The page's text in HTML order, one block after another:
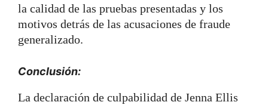
la calidad de las pruebas presentadas y los
motivos detrás de las acusaciones de fraude
generalizado.
Conclusión:
La declaración de culpabilidad de Jenna Ellis